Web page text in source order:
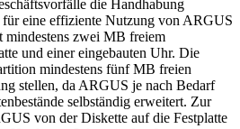
die Handhabung
für eine effiziente Nutzung von ARGUS
zwei MB freiem
und einer eingebauten Uhr. Die
mindestens fünf MB freien
stellen, da ARGUS je nach Bedarf
selbständig erweitert. Zur
von der Diskette auf die Festplatte